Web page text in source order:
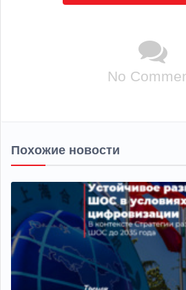
No
Похожие новости